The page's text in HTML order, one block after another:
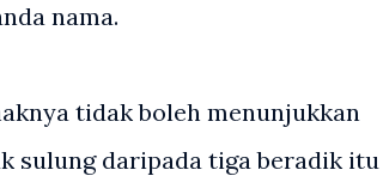
nama.
tidak boleh menunjukkan
sulung daripada tiga beradik itu